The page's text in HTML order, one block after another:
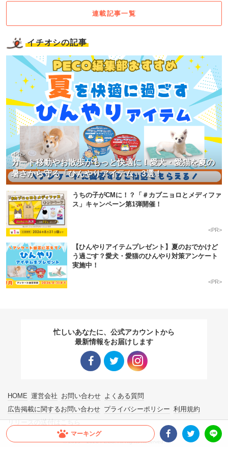
連載記事一覧
マーキング
イチオシの記事
カート移動やお散歩がもっと快適に！愛犬・愛猫を夏の
暑さから守る「ひんやりアイテム」3選！
<PR>
うちの子がCMに！？「＃カブニョロとメディファ
ス」キャンペーン第1弾開催！
<PR>
【ひんやりアイテムプレゼント】夏のおでかけど
う過ごす？愛犬・愛猫のひんやり対策アンケート
実施中！
<PR>
忙しいあなたに、公式アカウントから
最新情報をお届けします
ク
HOME 運営会社 お問い合わせ よくある質問
広告掲載に関するお問い合わせ プライバシーポリシー 利用規約
リリースの送付はこちら
© 2015 ~ 2026 PECO. All Rights Reserved.